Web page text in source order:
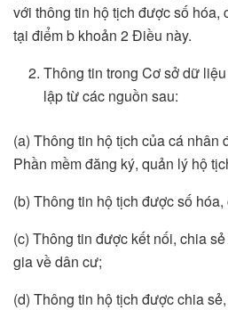
với thông tin hộ tịch được số hóa,
tại điểm b khoản 2 Điều này.
Thông tin trong Cơ sở dữ
lập từ các nguồn sau:
(a) Thông tin hộ tịch của cá nhân
Phần mềm đăng ký, quản lý hộ
(b) Thông tin hộ tịch được số
(c) Thông tin được kết nối, chia
gia về dân cư;
(d) Thông tin hộ tịch được chia